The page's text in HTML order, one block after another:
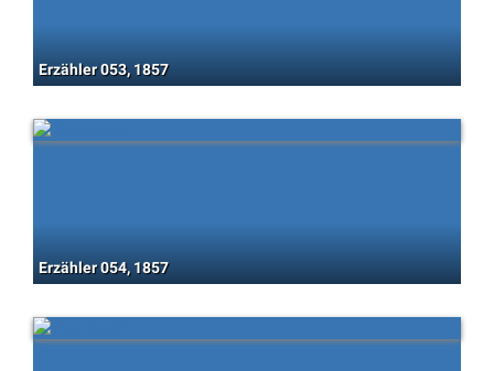
Erzähler 053, 1857
Erzähler 054, 1857